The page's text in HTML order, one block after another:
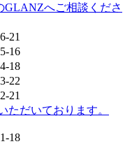
GLANZへご相談くださ
21
16
18
22
21
ただいております。
18